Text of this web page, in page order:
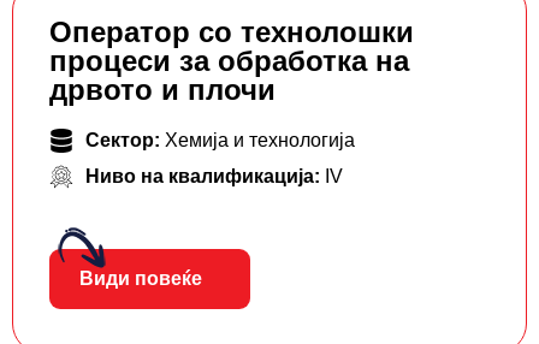
Оператор со технолошки
процеси за обработка на
дрвото и плочи
Сектор: Хемија и технологија
Ниво на квалификација: IV
Види повеќе